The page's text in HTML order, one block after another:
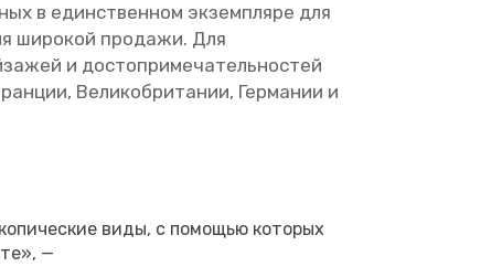
в един­ствен­ном эк­зем­пля­ре для
ши­ро­кой про­да­жи. Для
и до­сто­при­ме­ча­тель­но­стей
Ве­ли­ко­бри­та­нии, Гер­ма­нии и
виды, с по­мо­щью ко­то­рых
—